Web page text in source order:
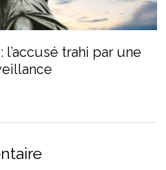
trahi par une